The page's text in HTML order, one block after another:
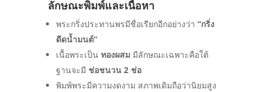
ลักษณะพิมพ์และเนื้อหา
พระกริ่งประทานพรมีชื่อเรียกอีกอย่างว่า “กริ่ง
ดีดน้ำมนต์”
เนื้อพระเป็น ทองผสมมีลักษณะเฉพาะคือใต้
ฐานจะมี ช่อชนวน 2 ช่อ
พิมพ์พระมีความงดงาม สภาพเดิมถือว่านิยมสูง